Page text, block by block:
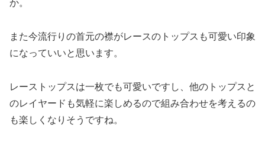
か。
また今流行りの首元の襟がレースのトップスも可愛い印象
になっていいと思います。
レーストップスは一枚でも可愛いですし、他のトップスと
のレイヤードも気軽に楽しめるので組み合わせを考えるの
も楽しくなりそうですね。